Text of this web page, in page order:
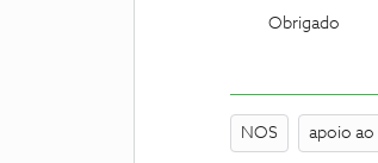
Obrigado
NOS apoio ao